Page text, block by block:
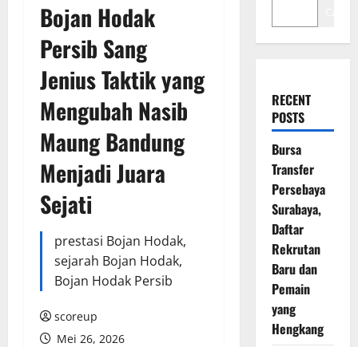
Bojan Hodak
Persib Sang
Jenius Taktik yang
Mengubah Nasib
Maung Bandung
Menjadi Juara
Sejati
prestasi Bojan Hodak,
sejarah Bojan Hodak,
Bojan Hodak Persib
scoreup
Mei 26, 2026
RECENT
POSTS
Bursa
Transfer
Persebaya
Surabaya,
Daftar
Rekrutan
Baru dan
Pemain
yang
Hengkang